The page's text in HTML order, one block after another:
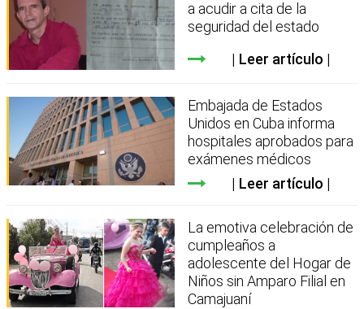
a acudir a cita de la
seguridad del estado
Leer artículo
Embajada de Estados
Unidos en Cuba informa
hospitales aprobados para
exámenes médicos
Leer artículo
La emotiva celebración de
cumpleaños a
adolescente del Hogar de
Niños sin Amparo Filial en
Camajuaní